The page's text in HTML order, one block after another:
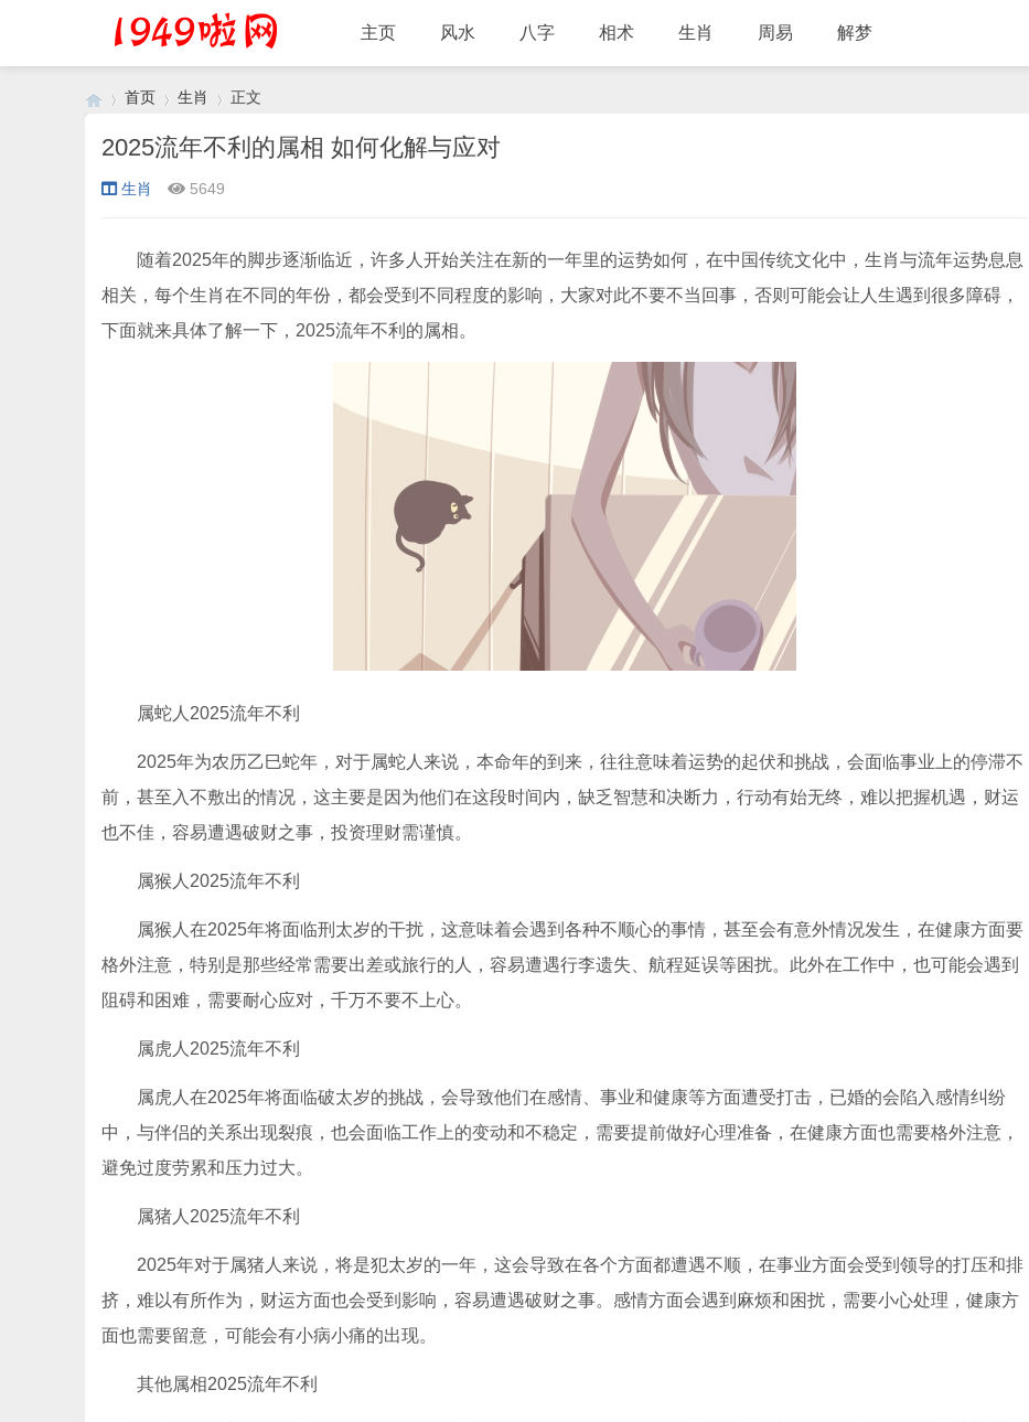
主页 风水 八字 相术 生肖 周易 解梦
›
首页 生肖
›
正文
2025流年不利的属相 如何化解与应对
生肖 5649
随着2025年的脚步逐渐临近，许多人开始关注在新的一年里的运势如何，在中国传统文化中，生肖与流年运势息息
相关，每个生肖在不同的年份，都会受到不同程度的影响，大家对此不要不当回事，否则可能会让人生遇到很多障碍，
下面就来具体了解一下，2025流年不利的属相。
属蛇人2025流年不利
2025年为农历乙巳蛇年，对于属蛇人来说，本命年的到来，往往意味着运势的起伏和挑战，会面临事业上的停滞不
前，甚至入不敷出的情况，这主要是因为他们在这段时间内，缺乏智慧和决断力，行动有始无终，难以把握机遇，财运
也不佳，容易遭遇破财之事，投资理财需谨慎。
属猴人2025流年不利
属猴人在2025年将面临刑太岁的干扰，这意味着会遇到各种不顺心的事情，甚至会有意外情况发生，在健康方面要
格外注意，特别是那些经常需要出差或旅行的人，容易遭遇行李遗失、航程延误等困扰。此外在工作中，也可能会遇到
阻碍和困难，需要耐心应对，千万不要不上心。
属虎人2025流年不利
属虎人在2025年将面临破太岁的挑战，会导致他们在感情、事业和健康等方面遭受打击，已婚的会陷入感情纠纷
中，与伴侣的关系出现裂痕，也会面临工作上的变动和不稳定，需要提前做好心理准备，在健康方面也需要格外注意，
避免过度劳累和压力过大。
属猪人2025流年不利
2025年对于属猪人来说，将是犯太岁的一年，这会导致在各个方面都遭遇不顺，在事业方面会受到领导的打压和排
挤，难以有所作为，财运方面也会受到影响，容易遭遇破财之事。感情方面会遇到麻烦和困扰，需要小心处理，健康方
面也需要留意，可能会有小病小痛的出现。
其他属相2025流年不利